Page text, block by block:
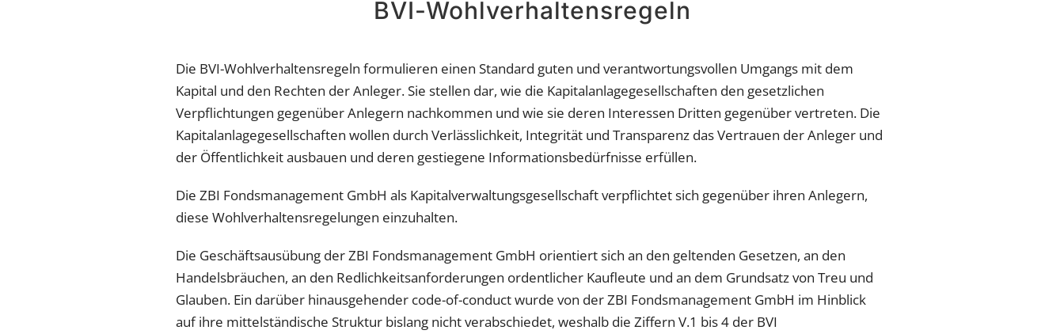
BVI-Wohlverhaltensregeln
Die BVI-Wohlverhaltensregeln formulieren einen Standard guten und verantwortungsvollen Umgangs mit dem
Kapital und den Rechten der Anleger. Sie stellen dar, wie die Kapitalanlagegesellschaften den gesetzlichen
Verpflichtungen gegenüber Anlegern nachkommen und wie sie deren Interessen Dritten gegenüber vertreten. Die
Kapitalanlagegesellschaften wollen durch Verlässlichkeit, Integrität und Transparenz das Vertrauen der Anleger und
der Öffentlichkeit ausbauen und deren gestiegene Informationsbedürfnisse erfüllen.
Die ZBI Fondsmanagement GmbH als Kapitalverwaltungsgesellschaft verpflichtet sich gegenüber ihren Anlegern,
diese Wohlverhaltensregelungen einzuhalten.
Die Geschäftsausübung der ZBI Fondsmanagement GmbH orientiert sich an den geltenden Gesetzen, an den
Handelsbräuchen, an den Redlichkeitsanforderungen ordentlicher Kaufleute und an dem Grundsatz von Treu und
Glauben. Ein darüber hinausgehender code-of-conduct wurde von der ZBI Fondsmanagement GmbH im Hinblick
auf ihre mittelständische Struktur bislang nicht verabschiedet, weshalb die Ziffern V.1 bis 4 der BVI